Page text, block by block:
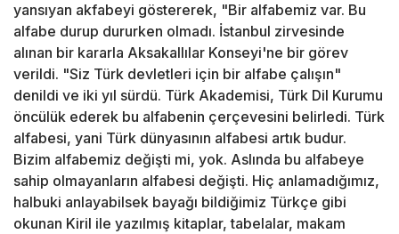
yansıyan akfabeyi göstererek, "Bir alfabemiz var. Bu
alfabe durup dururken olmadı. İstanbul zirvesinde
alınan bir kararla Aksakallılar Konseyi'ne bir görev
verildi. "Siz Türk devletleri için bir alfabe çalışın"
denildi ve iki yıl sürdü. Türk Akademisi, Türk Dil Kurumu
öncülük ederek bu alfabenin çerçevesini belirledi. Türk
alfabesi, yani Türk dünyasının alfabesi artık budur.
Bizim alfabemiz değişti mi, yok. Aslında bu alfabeye
sahip olmayanların alfabesi değişti. Hiç anlamadığımız,
halbuki anlayabilsek bayağı bildiğimiz Türkçe gibi
okunan Kiril ile yazılmış kitaplar, tabelalar, makam